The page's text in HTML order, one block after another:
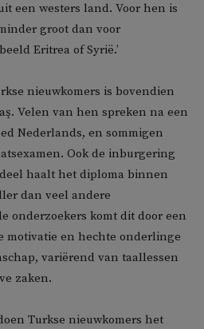
een westers land. Voor hen is
groot dan voor
Eritrea of Syrië.’
nieuwkomers is bovendien
Velen van hen spreken na een
Nederlands, en sommigen
Ook de inburgering
haalt het diploma binnen
dan veel andere
onderzoekers komt dit door een
motivatie en hechte onderlinge
variërend van taallessen
zaken.
Turkse nieuwkomers het